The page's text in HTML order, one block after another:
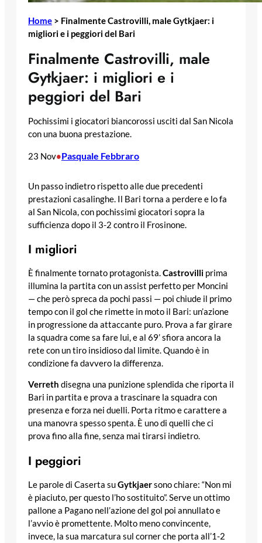
Home > Finalmente Castrovilli, male Gytkjaer: i
migliori e i peggiori del Bari
Finalmente Castrovilli, male
Gytkjaer: i migliori e i
peggiori del Bari
Pochissimi i giocatori biancorossi usciti dal San Nicola
con una buona prestazione.
23 Nov•Pasquale Febbraro
Un passo indietro rispetto alle due precedenti
prestazioni casalinghe. Il Bari torna a perdere e lo fa
al San Nicola, con pochissimi giocatori sopra la
sufficienza dopo il 3-2 contro il Frosinone.
I migliori
È finalmente tornato protagonista.Castrovilli prima
illumina la partita con un assist perfetto per Moncini
— che però spreca da pochi passi — poi chiude il primo
tempo con il gol che rimette in moto il Bari: un’azione
in progressione da attaccante puro. Prova a far girare
la squadra come sa fare lui, e al 69’ sfiora ancora la
rete con un tiro insidioso dal limite. Quando è in
condizione fa davvero la differenza.
Verreth disegna una punizione splendida che riporta il
Bari in partita e prova a trascinare la squadra con
presenza e forza nei duelli. Porta ritmo e carattere a
una manovra spesso spenta. È uno di quelli che ci
prova fino alla fine, senza mai tirarsi indietro.
I peggiori
Le parole di Caserta suGytkjaersono chiare: “Non mi
è piaciuto, per questo l’ho sostituito”. Serve un ottimo
pallone a Pagano nell’azione del gol poi annullato e
l’avvio è promettente. Molto meno convincente,
invece, la sua marcatura sul corner che porta all’1-2